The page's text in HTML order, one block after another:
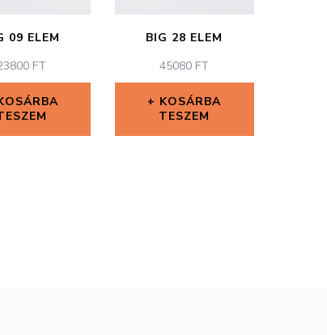
09 ELEM
FT
BIG 28 ELEM
45080 FT
KOSÁRBA
TESZEM